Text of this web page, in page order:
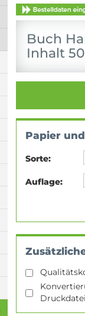
Buch
Inhalt
Papier
Sorte:
Auflage:
Druckdatei